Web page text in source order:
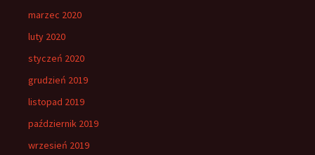
marzec 2020
luty 2020
styczeń 2020
grudzień 2019
listopad 2019
październik 2019
wrzesień 2019